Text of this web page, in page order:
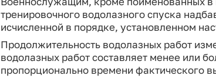
тренировочного водолазного спуска
исчисленной в порядке, установленном
Продолжительность водолазных работ
водолазных работ составляет менее или
пропорционально времени фактического